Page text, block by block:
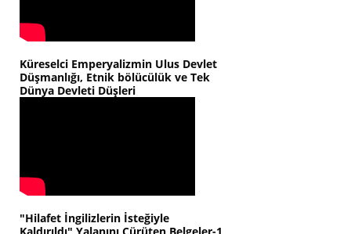
Küreselci Emperyalizmin Ulus Devlet
Düşmanlığı, Etnik bölücülük ve Tek
Dünya Devleti Düşleri
"Hilafet İngilizlerin İsteğiyle